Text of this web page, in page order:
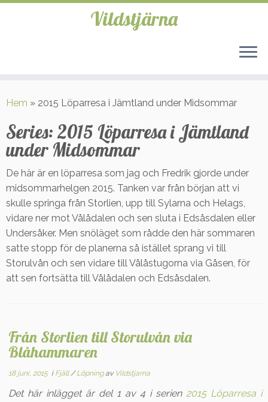
till
Vildstjärna
Hem » 2015 Löparresa i Jämtland under Midsommar
Series: 2015 Löparresa i Jämtland
under Midsommar
De här är en löparresa som jag och Fredrik gjorde under
midsommarhelgen 2015. Tanken var från början att vi
skulle springa från Storlien, upp till Sylarna och Helags,
vidare ner mot Vålådalen och sen sluta i Edsåsdalen eller
Undersåker. Men snöläget som rådde den här sommaren
satte stopp för de planerna så istället sprang vi till
Storulvån och sen vidare till Vålåstugorna via Gåsen, för
att sen fortsätta till Vålådalen och Edsåsdalen.
Från Storlien till Storulvån via
Blåhammaren
18 juni, 2015i Fjäll/Löpningav Vildstjarna
Det här inlägget är del 1 av 4 i serien 2015 Löparresa i